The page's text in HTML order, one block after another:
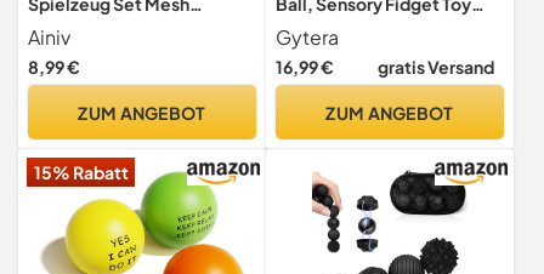
Stressbälle Squishy Balls
mit Wasser Perle Stressball
zum Kneten Knetball für
Ball zum entspannen für
Beruhigung
Ainiv
8,99 €
ZUM ANGEBOT
Relief Angst Autismus
Gytera
16,99 € gratis Versand
ZUM ANGEBOT
15% Rabatt